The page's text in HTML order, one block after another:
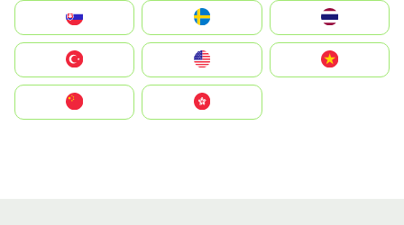
United States
中國香港特別行政區